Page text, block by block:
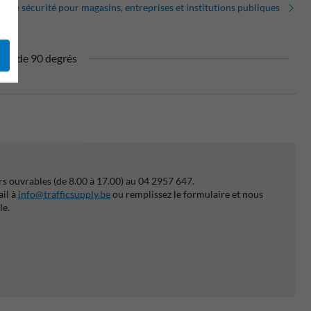
de sécurité pour magasins, entreprises et institutions publiques
de 90 degrés
ouvrables (de 8.00 à 17.00) au 04 2957 647.
à info@trafficsupply.beou remplissez le formulaire et nous